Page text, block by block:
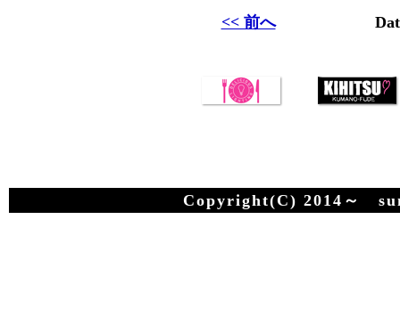
<< 前へ
Copyright(C) 2014～